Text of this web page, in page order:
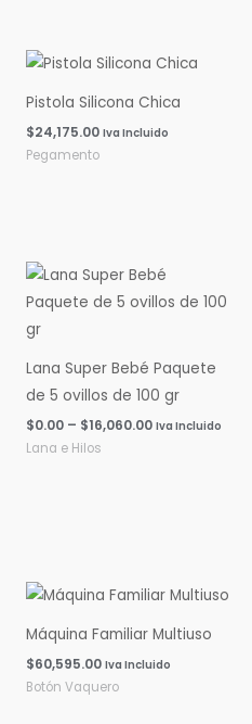
Pistola Silicona Chica
$24,175.00 Iva Incluido
Pegamento
Lana Super Bebé Paquete
de 5 ovillos de 100 gr
$0.00 – $16,060.00
Rango
de
precios:
$16,060.00
Iva Incluido
Lana e Hilos
Máquina Familiar Multiuso
$60,595.00 Iva Incluido
Botón Vaquero